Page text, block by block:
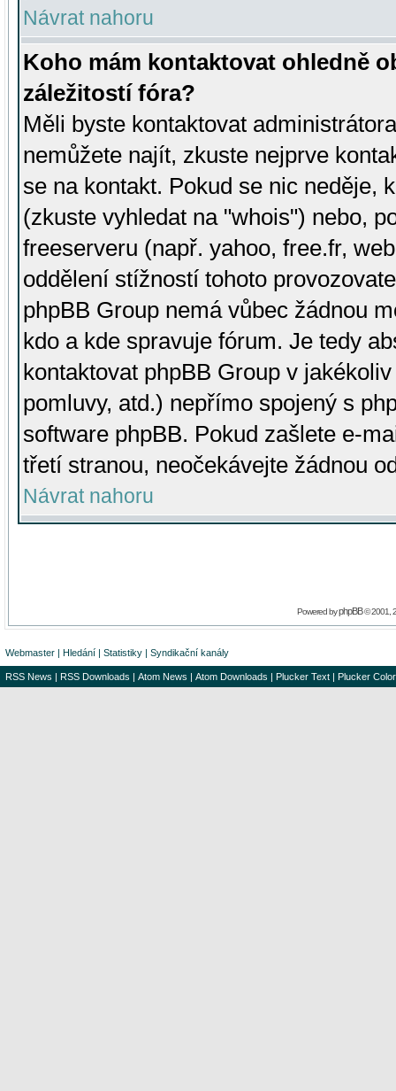
Návrat nahoru
Koho mám kontaktovat ohledně
záležitostí fóra?
Měli byste kontaktovat
nemůžete najít, zkuste nejprve
se na kontakt. Pokud se nic neděje,
(zkuste vyhledat na "whois") nebo,
freeserveru (např. yahoo, free.fr,
oddělení stížností tohoto
phpBB Group nemá vůbec žádnou
kdo a kde spravuje fórum. Je tedy
kontaktovat phpBB Group v
pomluvy, atd.) nepřímo spojený s
software phpBB. Pokud zašlete e-
třetí stranou, neočekávejte žádnou
Návrat nahoru
Powered byphpBB© 2001,
Webmaster | Hledání | Statistiky | Syndikační kanály
RSS News | RSS Downloads | Atom News | Atom Downloads | Plucker Text | Plucker Color